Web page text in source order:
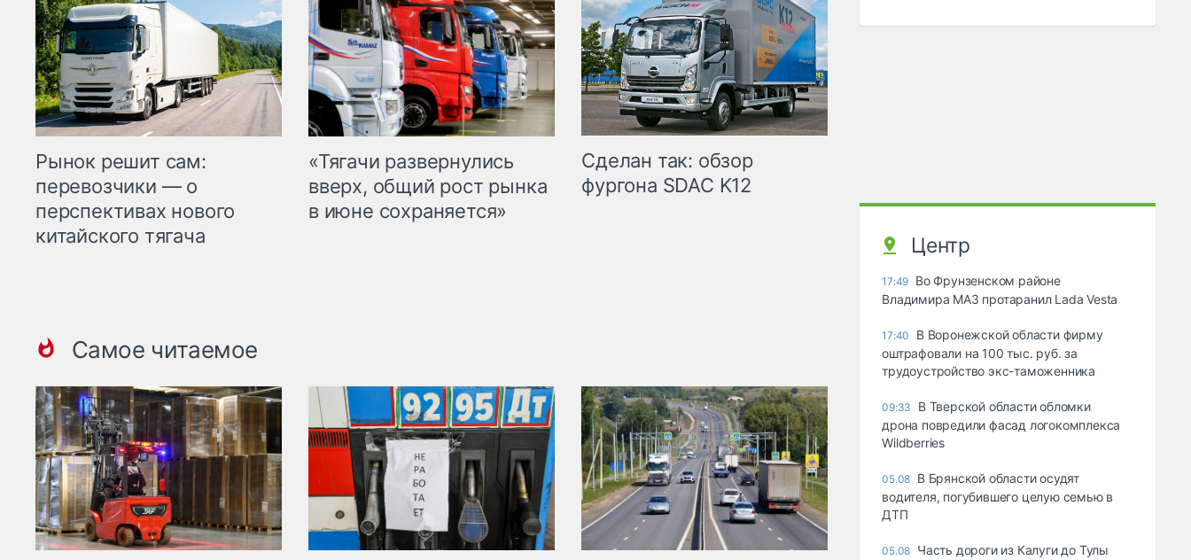
Рынок решит сам:
перевозчики — о
перспективах нового
китайского тягача
«Тягачи развернулись
вверх, общий рост рынка
в июне сохраняется»
Сделан так: обзор
фургона SDAC K12
Самое читаемое
Центр
17:49 Во Фрунзенском районе
Владимира МАЗ протаранил Lada Vesta
17:40
В Воронежской области фирму
оштрафовали на 100 тыс. руб. за
трудоустройство экс-таможенника
09:33
В Тверской области обломки
дрона повредили фасад логокомплекса
Wildberries
05.08 В Брянской области осудят
водителя, погубившего целую семью в
ДТП
05.08 Часть дороги из Калуги до Тулы